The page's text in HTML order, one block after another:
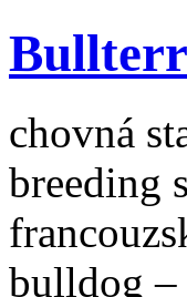
chovná
breeding
bulldog –